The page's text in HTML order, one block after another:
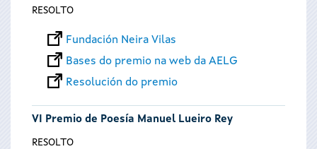
RESOLTO
Fundación Neira Vilas
Bases do premio na web da AELG
Resolución do premio
VI Premio de Poesía Manuel Lueiro Rey
RESOLTO